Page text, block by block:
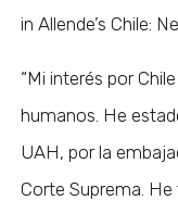
in Allende’s Chile:
“Mi interés por
humanos. He
UAH, por la
Corte Suprema.